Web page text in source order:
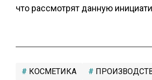
что рассмотрят данную
КОСМЕТИКА